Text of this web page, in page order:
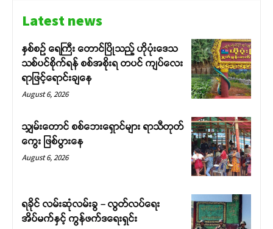
Latest news
နှစ်စဉ် ရေကြီး တောင်ပြိုသည့် ဟိုပုံးဒေသ
သစ်ပင်စိုက်ရန် စစ်အစိုးရ တပင် ကျပ်လေး
ရာဖြင့်ရောင်းချနေ
August 6, 2026
သျှမ်းတောင် စစ်ဘေးရှောင်များ ရာသီတုတ်
ကွေး ဖြစ်ပွားနေ
August 6, 2026
ရခိုင် လမ်းဆုံလမ်းခွ – လွတ်လပ်ရေး
အိပ်မက်နှင့် ကွန်ဖက်ဒရေးရှင်း